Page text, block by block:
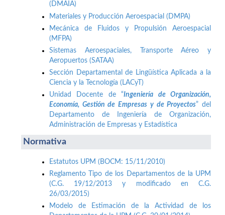
(DMAIA)
Materiales y Producción Aeroespacial (DMPA)
Mecánica de Fluidos y Propulsión Aeroespacial
(MFPA)
Sistemas Aeroespaciales, Transporte Aéreo y
Aeropuertos (SATAA)
Sección Departamental de Lingüística Aplicada a la
Ciencia y la Tecnología (LACyT)
Unidad Docente de “Ingeniería de Organización,
Economía, Gestión de Empresas y de Proyectos” del
Departamento de Ingeniería de Organización,
Administración de Empresas y Estadística
Normativa
Estatutos UPM (BOCM: 15/11/2010)
Reglamento Tipo de los Departamentos de la UPM
(C.G. 19/12/2013 y modificado en C.G.
26/03/2015)
Modelo de Estimación de la Actividad de los